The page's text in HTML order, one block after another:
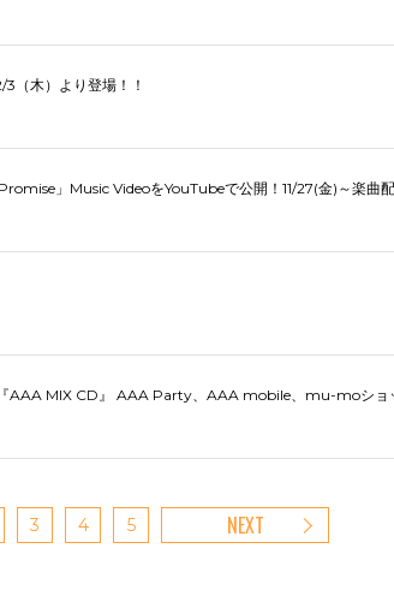
（木）より登場！！
」Music VideoをYouTubeで公開！11/27(金)～楽曲配
AAA MIX CD』 AAA Party、AAA mobile、mu-moショ
3 4 5 NEXT